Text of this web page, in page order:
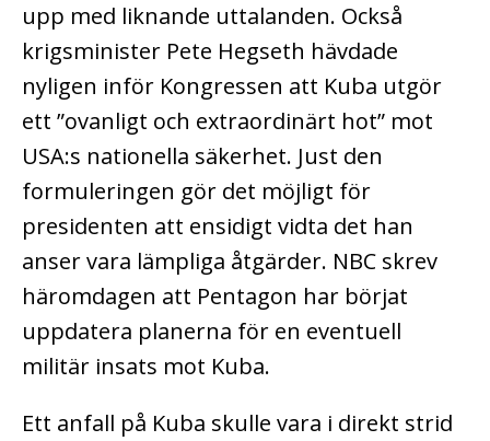
upp med liknande uttalanden. Också
krigsminister Pete Hegseth hävdade
nyligen inför Kongressen att Kuba utgör
ett ”ovanligt och extraordinärt hot” mot
USA:s nationella säkerhet. Just den
formuleringen gör det möjligt för
presidenten att ensidigt vidta det han
anser vara lämpliga åtgärder. NBC skrev
häromdagen att Pentagon har börjat
uppdatera planerna för en eventuell
militär insats mot Kuba.
Ett anfall på Kuba skulle vara i direkt strid